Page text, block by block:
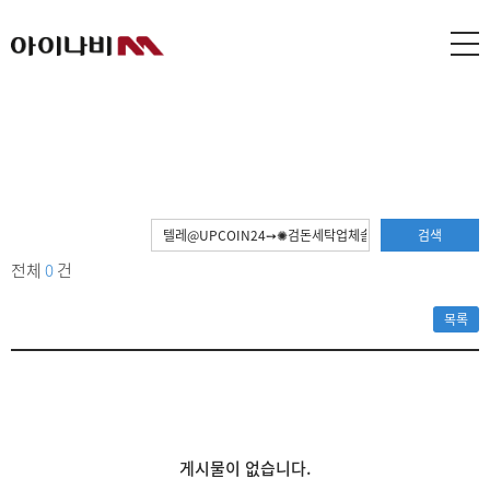
검색
전체 0건
목록
게시물이 없습니다.